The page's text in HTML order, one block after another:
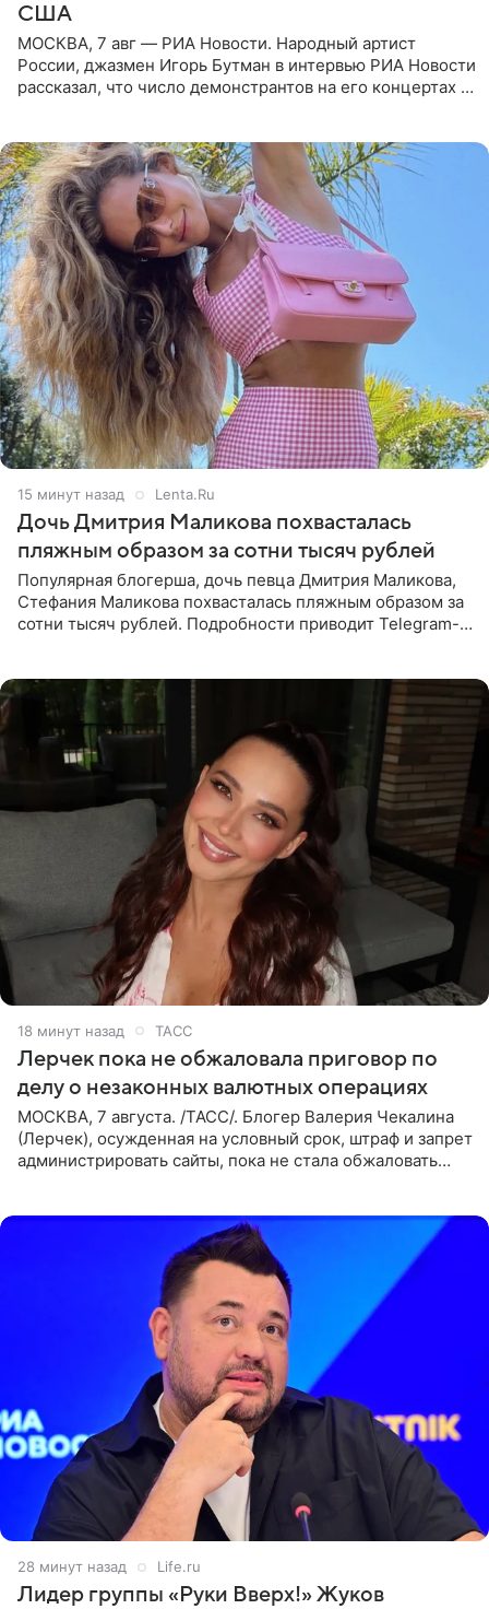
США
МОСКВА, 7 авг — РИА Новости. Народный артист
России, джазмен Игорь Бутман в интервью РИА Новости
рассказал, что число демонстрантов на его концертах в
15 минут назад Lenta.Ru
Дочь Дмитрия Маликова похвасталась
пляжным образом за сотни тысяч рублей
Популярная блогерша, дочь певца Дмитрия Маликова,
Стефания Маликова похвасталась пляжным образом за
сотни тысяч рублей. Подробности приводит Telegram-
18 минут назад ТАСС
Лерчек пока не обжаловала приговор по
делу о незаконных валютных операциях
МОСКВА, 7 августа. /ТАСС/. Блогер Валерия Чекалина
(Лерчек), осужденная на условный срок, штраф и запрет
администрировать сайты, пока не стала обжаловать
28 минут назад Life.ru
Лидер группы «Руки Вверх!» Жуков